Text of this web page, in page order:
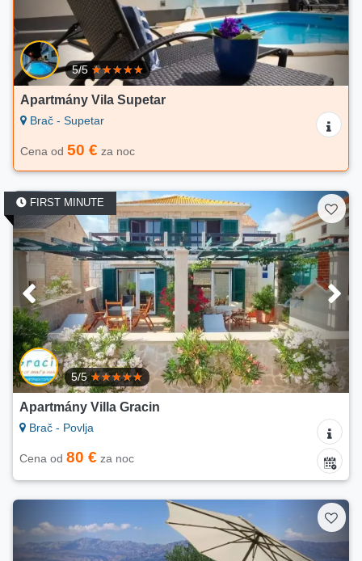
5/5
Apartmány Vila Supetar
Brač - Supetar
Cena od 50 € za noc
FIRST MINUTE
5/5
Apartmány Villa Gracin
Brač - Povlja
Cena od 80 € za noc